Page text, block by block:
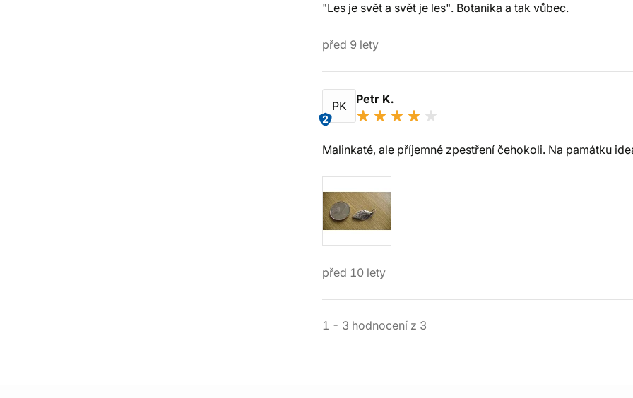
"Les je svět a svět je les". Botanika a tak vůbec.
před 9 lety
PK
2
Petr K.
Malinkaté, ale příjemné zpestření čehokoli. Na památku
před 10 lety
1 - 3 hodnocení z 3